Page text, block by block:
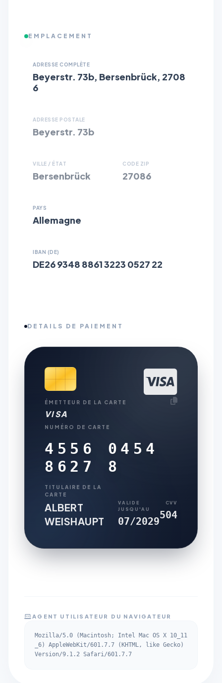
EMPLACEMENT
ADRESSE COMPLÈTE
Beyerstr. 73b, Bersenbrück, 2708
6
ADRESSE POSTALE
Beyerstr. 73b
VILLE / ÉTAT
Bersenbrück
CODE ZIP
27086
PAYS
Allemagne
IBAN (DE)
DE26 9348 8861 3223 0527 22
DETAILS DE PAIEMENT
ÉMETTEUR DE LA CARTE
VISA
NUMÉRO DE CARTE
4556 0454
8627 8
TITULAIRE DE LA
CARTE
ALBERT
WEISHAUPT
VALIDE
JUSQU'AU
07/2029
CVV
504
AGENT UTILISATEUR DU NAVIGATEUR
Mozilla/5.0 (Macintosh; Intel Mac OS X 10_11
_6) AppleWebKit/601.7.7 (KHTML, like Gecko)
Version/9.1.2 Safari/601.7.7